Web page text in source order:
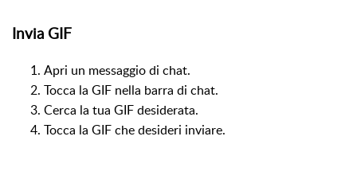
Invia GIF
Apri un messaggio di chat.
Tocca la GIF nella barra di chat.
Cerca la tua GIF desiderata.
Tocca la GIF che desideri inviare.